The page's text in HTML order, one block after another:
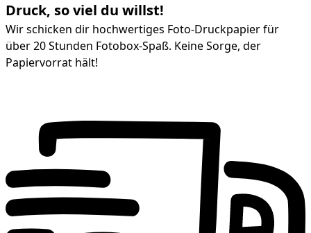
Druck, so viel du willst!
Wir schicken dir hochwertiges Foto-Druckpapier für
über 20 Stunden Fotobox-Spaß. Keine Sorge, der
Papiervorrat hält!